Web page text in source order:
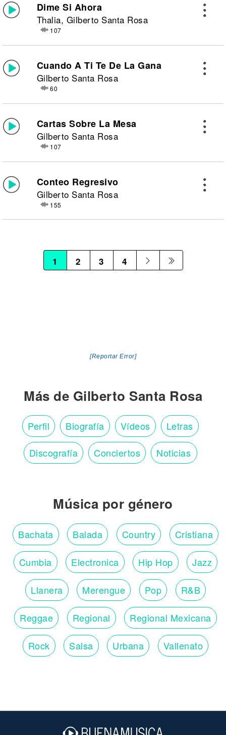
Dime Si Ahora
Thalia, Gilberto Santa Rosa
107
Cuando A Ti Te De La Gana
Gilberto Santa Rosa
60
Cartas Sobre La Mesa
Gilberto Santa Rosa
107
Conteo Regresivo
Gilberto Santa Rosa
155
1 2 3 4
[Reportar Error]
Más de Gilberto Santa Rosa
Perfil Biografía Vídeos Letras
Discografía Conciertos Noticias
Música por género
Bachata Balada Country Cristiana
Cumbia Electronica Hip Hop Jazz
Llanera Merengue Pop R&B
Reggae Regional Regional Mexicana
Rock Salsa Urbana Vallenato